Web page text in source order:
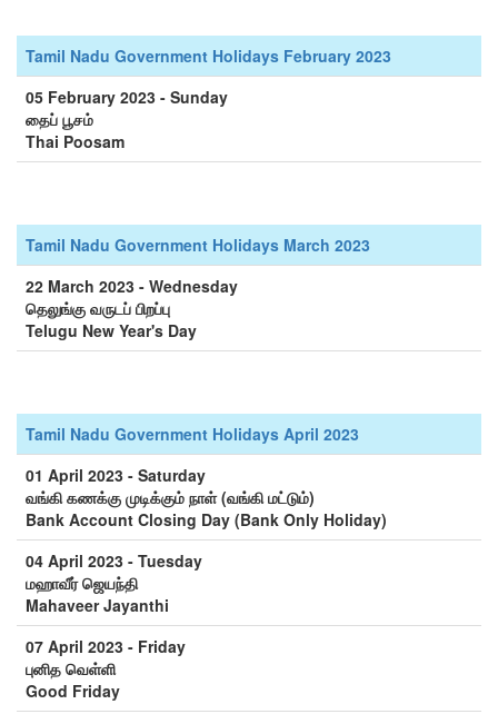
Tamil Nadu Government Holidays February 2023
05 February 2023 - Sunday
தைப் பூசம்
Thai Poosam
Tamil Nadu Government Holidays March 2023
22 March 2023 - Wednesday
தெலுங்கு வருடப் பிறப்பு
Telugu New Year's Day
Tamil Nadu Government Holidays April 2023
01 April 2023 - Saturday
வங்கி கணக்கு முடிக்கும் நாள் (வங்கி மட்டும்)
Bank Account Closing Day (Bank Only Holiday)
04 April 2023 - Tuesday
மஹாவீர் ஜெயந்தி
Mahaveer Jayanthi
07 April 2023 - Friday
புனித வெள்ளி
Good Friday